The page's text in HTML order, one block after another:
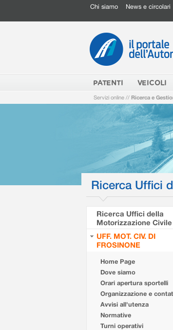
Chi siamo News e circolari
PATENTI VEICOLI
Servizi online // Ricerca e
Ricerca Uffici
Ricerca Uffici della
Motorizzazione Civile
UFF. MOT. CIV. DI
FROSINONE
Home Page
Dove siamo
Orari apertura sportelli
Organizzazione e
Avvisi all'utenza
Normative
Turni operativi